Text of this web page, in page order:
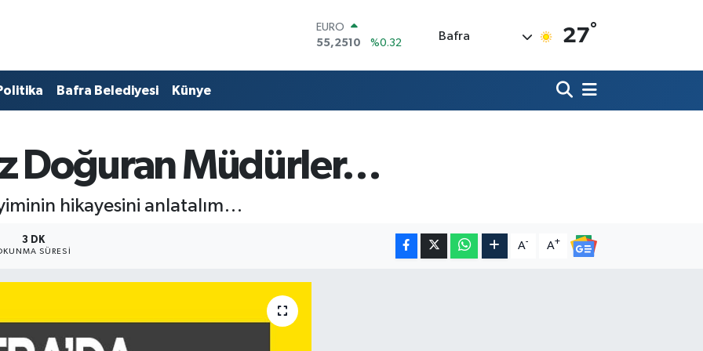
STERLİN
64,4811
%0.38
47,7436
Bafra 27°
Bafra Belediyesi Künye
Doğuran Müdürler…
hikayesini anlatalım…
3 DK
SÜRESI
A- A+